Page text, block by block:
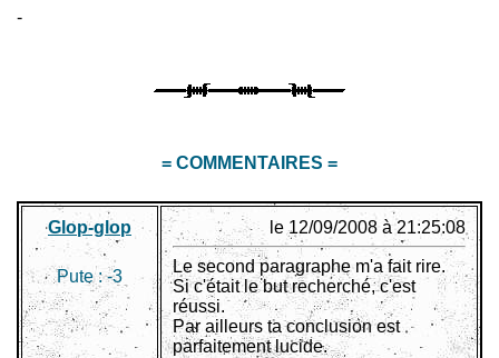
-
= COMMENTAIRES =
Glop-glop
Pute :-3
le 12/09/2008 à 21:25:08
Le second paragraphe m'a fait rire.
Si c'était le but recherché, c'est
réussi.
Par ailleurs ta conclusion est
parfaitement lucide.